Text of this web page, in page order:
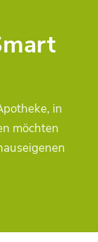
in
möchten